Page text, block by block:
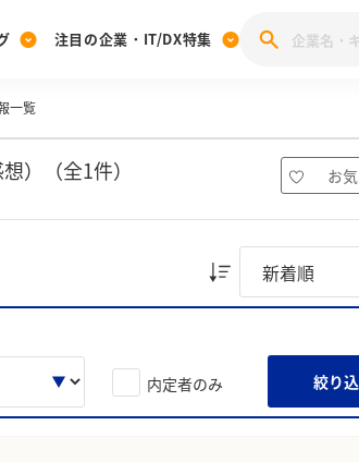
[27卒] 本選考体験記投稿キャンペーン
みんなのDX企業就職ブランド調査
みんなのIT業界新卒就職人気企業ランキング
注目の企業・IT/DX特集
28卒 IT・DX企業特集 27卒 IT・DX企業特集
一覧
）（全1件） お
内定者のみ 絞り